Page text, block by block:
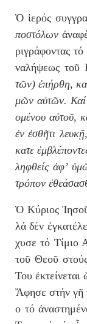
Ὁ ἱ­ε­ρός
πο­στό­λων
ρι­γρά­φο­ντας
να­λή­ψε­ωςτοῦ
τῶν)ἐ­πήρ­θη,
μῶν αὐ­τῶν.
ο­μέ­νου αὐ­τοῦ,
ἐνἐ­σθῆ­τι
κα­τε
λη­φθείς ἀ­φ’
τρό­πον
Ὁ Κύ­ρι­ος
λάδέν
χυ­σετό Τί­μι­ο
τοῦ Θε­οῦ
Του ἐ­κτεί­νε­ται
Ἄ­φη­σεστήν γῆ
ο τό